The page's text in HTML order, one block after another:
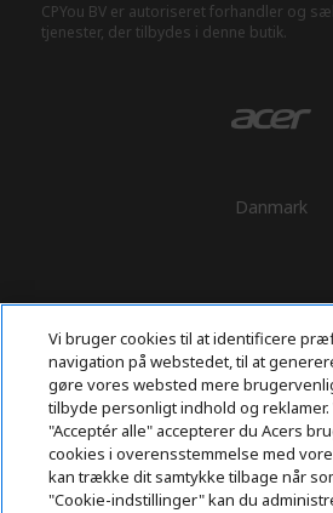
CPYou BV er autoriseret forhandler og
tjenester, der tilbydes i denne butik.
Danmark
Vi bruger cookies til at identificere
navigation på webstedet, til at
gøre vores websted mere
tilbyde personligt indhold og reklamer.
"Acceptér alle" accepterer du Acers
cookies i overensstemmelse med
kan trække dit samtykke tilbage når
"Cookie-indstillinger" kan du